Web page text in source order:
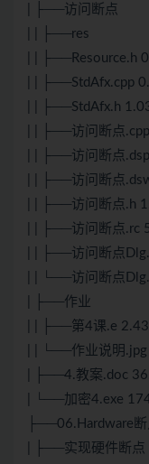
| ├──访问断点
| | ├──res
| | ├──Resource.h
| | ├──StdAfx.cpp
| | ├──StdAfx.h
| | ├──访问断点
| | ├──访问断点
| | ├──访问断点
| | ├──访问断点.h
| | ├──访问断点.rc
| | ├──访问断点
| | └──访问断点
| ├──作业
| | ├──第4课.e
| | └──作业说明
| ├──4.教案.doc
| └──加密4.exe
├──06.Hardware断
| ├──实现硬件断点